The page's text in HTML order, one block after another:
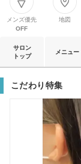
メンズ優先
OFF
地図
サロン
トップ
メニュー
こだわり特集